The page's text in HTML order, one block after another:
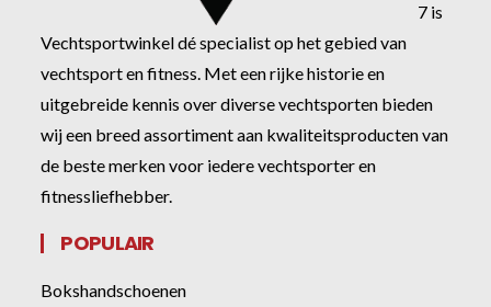
7 is
Vechtsportwinkel dé specialist op het gebied van
vechtsport en fitness. Met een rijke historie en
uitgebreide kennis over diverse vechtsporten bieden
wij een breed assortiment aan kwaliteitsproducten van
de beste merken voor iedere vechtsporter en
fitnessliefhebber.
POPULAIR
Bokshandschoenen